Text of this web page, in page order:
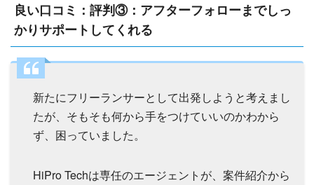
良い口コミ：評判③：アフターフォローまでしっ
かりサポートしてくれる
新たにフリーランサーとして出発しようと考えまし
たが、そもそも何から手をつけていいのかわから
ず、困っていました。
HiPro Techは専任のエージェントが、案件紹介から